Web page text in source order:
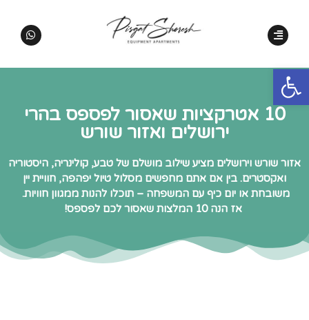
פתח סרגל נגישות
10 אטרקציות שאסור לפספס בהרי
ירושלים ואזור שורש
אזור שורש וירושלים מציע שילוב מושלם של טבע, קולינריה, היסטוריה
ואקסטרים. בין אם אתם מחפשים מסלול טיול יפהפה, חוויית יין
משובחת או יום כיף עם המשפחה – תוכלו להנות ממגוון חוויות.
אז הנה 10 המלצות שאסור לכם לפספס!